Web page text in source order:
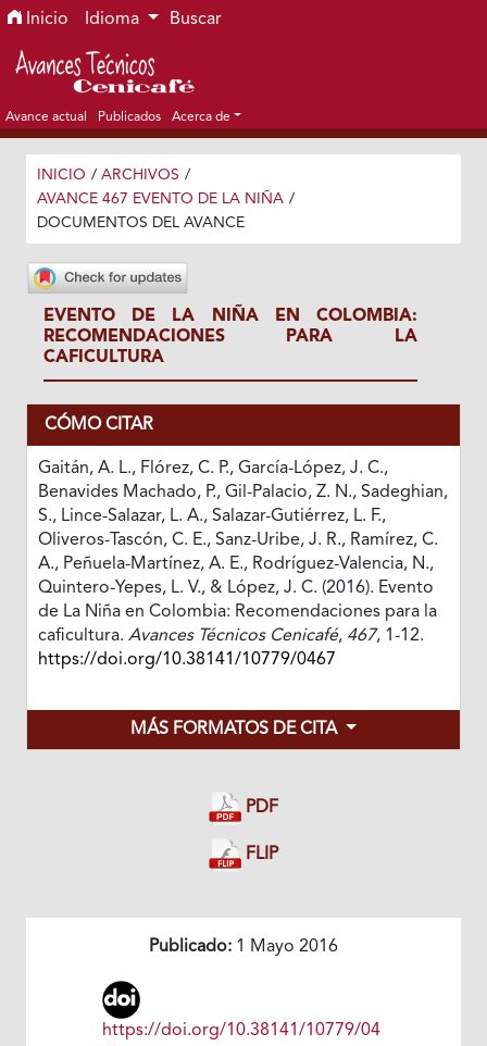
Ir al menú de navegación principal
Ir al contenido principal
Ir al pie de página del sitio
Inicio Idioma Buscar
Avance actual Publicados Acerca de
INICIO / ARCHIVOS /
AVANCE 467 EVENTO DE LA NIÑA /
DOCUMENTOS DEL AVANCE
EVENTO DE LA NIÑA EN COLOMBIA:
RECOMENDACIONES PARA LA
CAFICULTURA
CÓMO CITAR
Gaitán, A. L., Flórez, C. P., García-López, J. C.,
Benavides Machado, P., Gil-Palacio, Z. N., Sadeghian,
S., Lince-Salazar, L. A., Salazar-Gutiérrez, L. F.,
Oliveros-Tascón, C. E., Sanz-Uribe, J. R., Ramírez, C.
A., Peñuela-Martínez, A. E., Rodríguez-Valencia, N.,
Quintero-Yepes, L. V., & López, J. C. (2016). Evento
de La Niña en Colombia: Recomendaciones para la
caficultura. Avances Técnicos Cenicafé, 467, 1-12.
https://doi.org/10.38141/10779/0467
MÁS FORMATOS DE CITA
PDF
FLIP
Publicado: 1 Mayo 2016
https://doi.org/10.38141/10779/04